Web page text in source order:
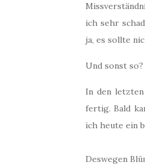
ich sehr
ja, es sollte
Und sonst so?
In den
fertig. Bald
ich heute ein
Deswegen